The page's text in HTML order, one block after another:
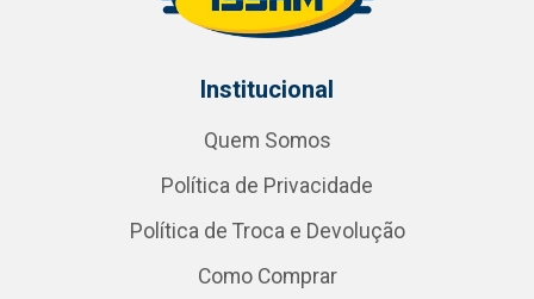
Institucional
Quem Somos
Política de Privacidade
Política de Troca e Devolução
Como Comprar